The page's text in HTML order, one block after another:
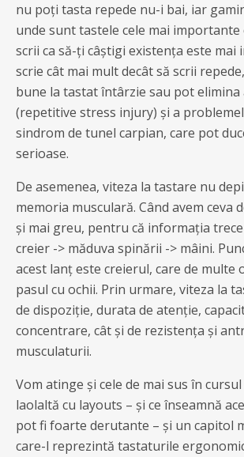
nu poți tasta repede nu-i bai, iar
unde sunt tastele cele mai importante
scrii ca să-ți câștigi existența este mai
scrie cât mai mult decât să scrii
bune la tastat întârzie sau pot elimina
(repetitive stress injury) și a
sindrom de tunel carpian, care pot
serioase.
De asemenea, viteza la tastare nu
memoria musculară. Când avem ceva
și mai greu, pentru că informația
creier -> măduva spinării -> mâini.
acest lanț este creierul, care de multe
pasul cu ochii. Prin urmare, viteza la
de dispoziție, durata de atenție,
concentrare, cât și de rezistența și
musculaturii.
Vom atinge și cele de mai sus în
laolaltă cu layouts – și ce înseamnă
pot fi foarte derutante – și un capitol
care-l reprezintă tastaturile